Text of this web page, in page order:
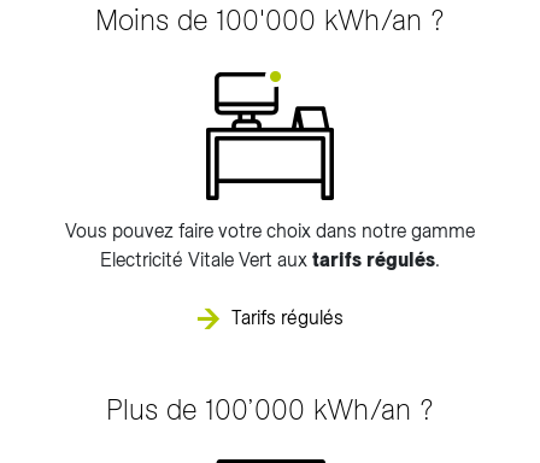
Moins de 100'000 kWh/an ?
Vous pouvez faire votre choix dans notre gamme
Electricité Vitale Vert aux tarifs régulés.
Tarifs régulés
Plus de 100’000 kWh/an ?